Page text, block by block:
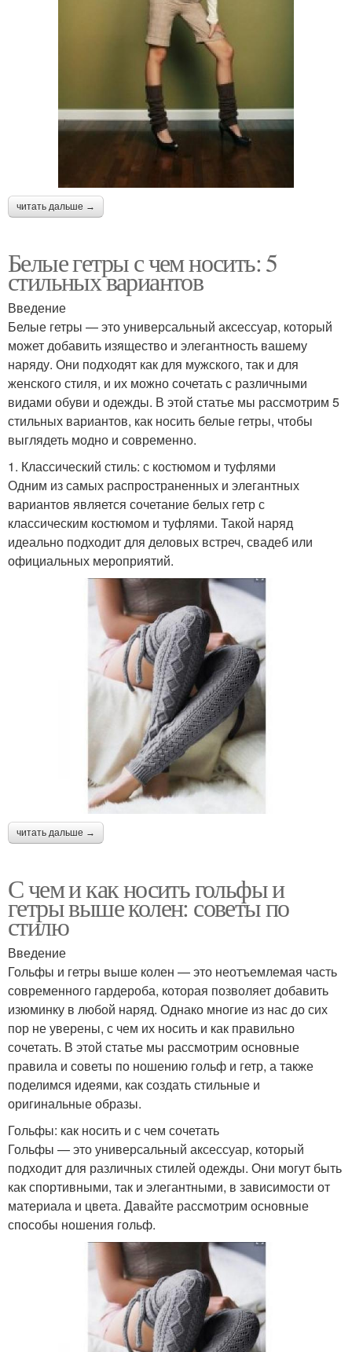
читать дальше →
Белые гетры с чем носить: 5
стильных вариантов
Введение
Белые гетры — это универсальный аксессуар, который
может добавить изящество и элегантность вашему
наряду. Они подходят как для мужского, так и для
женского стиля, и их можно сочетать с различными
видами обуви и одежды. В этой статье мы рассмотрим 5
стильных вариантов, как носить белые гетры, чтобы
выглядеть модно и современно.
1. Классический стиль: с костюмом и туфлями
Одним из самых распространенных и элегантных
вариантов является сочетание белых гетр с
классическим костюмом и туфлями. Такой наряд
идеально подходит для деловых встреч, свадеб или
официальных мероприятий.
читать дальше →
С чем и как носить гольфы и
гетры выше колен: советы по
стилю
Введение
Гольфы и гетры выше колен — это неотъемлемая часть
современного гардероба, которая позволяет добавить
изюминку в любой наряд. Однако многие из нас до сих
пор не уверены, с чем их носить и как правильно
сочетать. В этой статье мы рассмотрим основные
правила и советы по ношению гольф и гетр, а также
поделимся идеями, как создать стильные и
оригинальные образы.
Гольфы: как носить и с чем сочетать
Гольфы — это универсальный аксессуар, который
подходит для различных стилей одежды. Они могут быть
как спортивными, так и элегантными, в зависимости от
материала и цвета. Давайте рассмотрим основные
способы ношения гольф.